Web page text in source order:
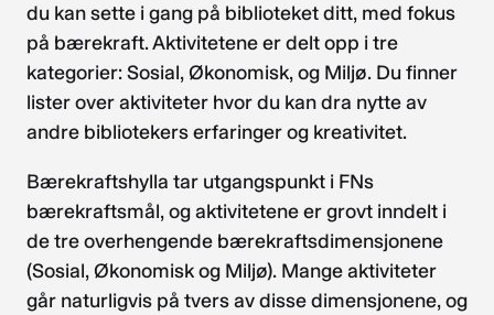
du kan sette i gang på biblioteket ditt, med fokus
på bærekraft. Aktivitetene er delt opp i tre
kategorier: Sosial, Økonomisk, og Miljø. Du finner
lister over aktiviteter hvor du kan dra nytte av
andre bibliotekers erfaringer og kreativitet.
Bærekraftshylla tar utgangspunkt i FNs
bærekraftsmål, og aktivitetene er grovt inndelt i
de tre overhengende bærekraftsdimensjonene
(Sosial, Økonomisk og Miljø). Mange aktiviteter
går naturligvis på tvers av disse dimensjonene, og